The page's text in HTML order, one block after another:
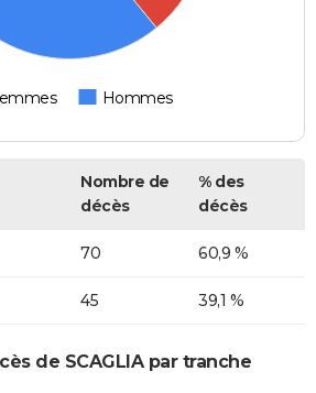
Hommes
Nombre de
décès
% des
décès
70 60,9 %
45 39,1 %
de SCAGLIA par tranche